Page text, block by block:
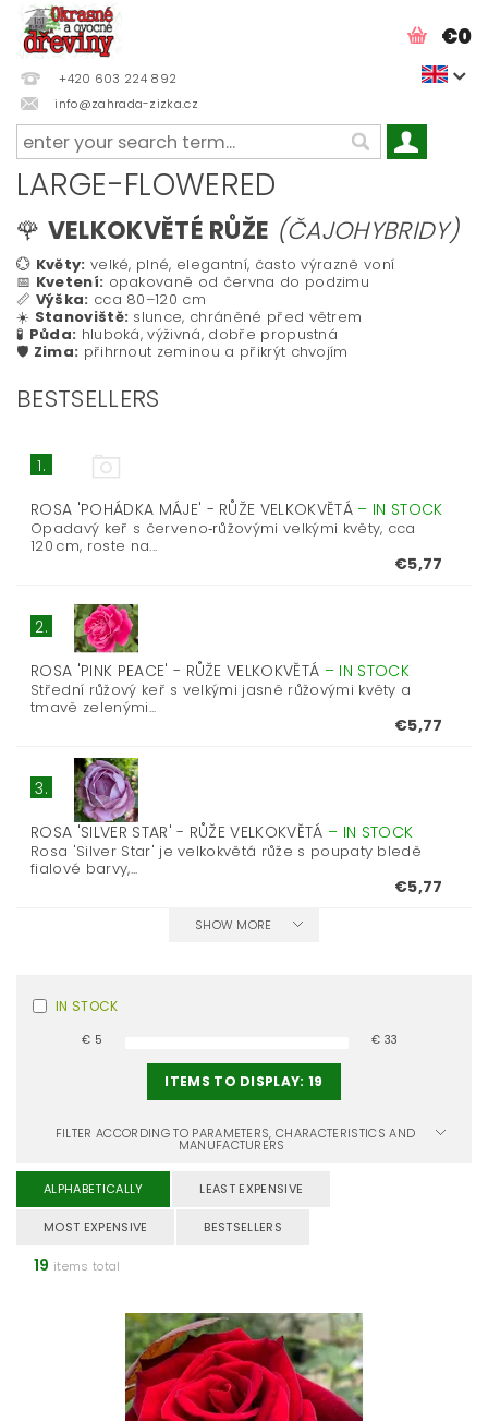
+420 603 224 892
info@zahrada-zizka.cz
€0
LARGE-FLOWERED
🌹 VELKOKVĚTÉ RŮŽE (ČAJOHYBRIDY)
💮 Květy: velké, plné, elegantní, často výrazně voní
📅 Kvetení: opakovaně od června do podzimu
📏 Výška: cca 80–120 cm
☀️ Stanoviště: slunce, chráněné před větrem
🧪 Půda: hluboká, výživná, dobře propustná
🛡️ Zima: přihrnout zeminou a přikrýt chvojím
BESTSELLERS
1.
ROSA 'POHÁDKA MÁJE' - RŮŽE VELKOKVĚTÁ – IN STOCK
Opadavý keř s červeno‑růžovými velkými květy, cca
120 cm, roste na...
€5,77
2.
ROSA 'PINK PEACE' - RŮŽE VELKOKVĚTÁ – IN STOCK
Střední růžový keř s velkými jasně růžovými květy a
tmavě zelenými...
€5,77
3.
ROSA 'SILVER STAR' - RŮŽE VELKOKVĚTÁ – IN STOCK
Rosa 'Silver Star' je velkokvětá růže s poupaty bledě
fialové barvy,...
€5,77
SHOW MORE
IN STOCK
€ 5 € 33
ITEMS TO DISPLAY:19
FILTER ACCORDING TO PARAMETERS, CHARACTERISTICS AND
MANUFACTURERS
ALPHABETICALLY LEAST EXPENSIVE
MOST EXPENSIVE BESTSELLERS
19 items total